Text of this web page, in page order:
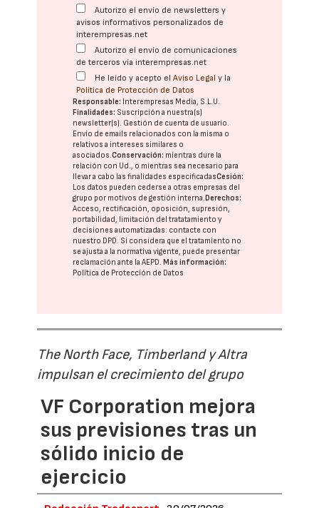
Autorizo el envío de newsletters y
avisos informativos personalizados de
interempresas.net
Autorizo el envío de comunicaciones
de terceros vía interempresas.net
He leído y acepto elAviso Legal y la
Política de Protección de Datos
Responsable: Interempresas Media, S.L.U.
Finalidades: Suscripción a nuestra(s)
newsletter(s). Gestión de cuenta de usuario.
Envío de emails relacionados con la misma o
relativos a intereses similares o
asociados.Conservación: mientras dure la
relación con Ud., o mientras sea necesario para
llevar a cabo las finalidades especificadasCesión:
Los datos pueden cederse a otras empresas del
grupo por motivos de gestión interna.Derechos:
Acceso, rectificación, oposición, supresión,
portabilidad, limitación del tratatamiento y
decisiones automatizadas: contacte con
nuestro DPD . Si considera que el tratamiento no
se ajusta a la normativa vigente, puede presentar
reclamación ante laAEPD .Más información:
Política de Protección de Datos
The North Face, Timberland y Altra
impulsan el crecimiento del grupo
VF Corporation mejora
sus previsiones tras un
sólido inicio de
ejercicio